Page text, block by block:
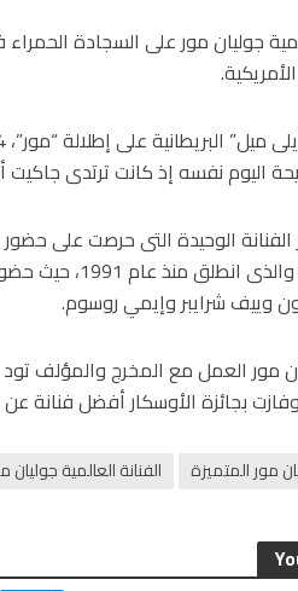
جوليان مور على السجادة
اليوم نفسه إذ كانت ترتدى جاكيت
الوحيدة التى حرصت على
الأفلام
وييف شرايبر وإيمي روسوم.
مور العمل مع المخرج والمؤلف
مور المتميزة الفنانة العالمية جوليان